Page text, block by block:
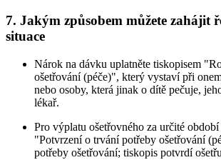
7. Jakým způsobem můžete zahájit
situace
Nárok na dávku uplatněte tiskopisem
ošetřování (péče)", který vystaví při
nebo osoby, která jinak o dítě pečuje,
lékař.
Pro výplatu ošetřovného za určité
"Potvrzení o trvání potřeby ošetřování
potřeby ošetřování; tiskopis potvrdí